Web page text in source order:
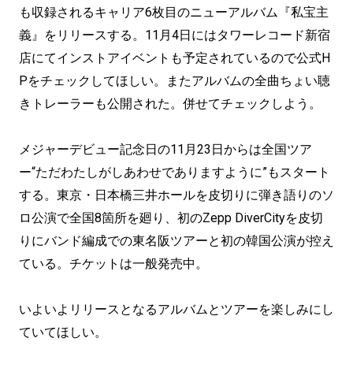
も収録されるキャリア6枚目のニューアルバム『私宝主
義』をリリースする。11月4日にはタワーレコード新宿
店にてインストアイベントも予定されているので公式H
Pをチェックしてほしい。またアルバムの全曲ちょい聴
きトレーラーも公開された。併せてチェックしよう。
メジャーデビュー記念日の11月23日からは全国ツア
ー“ただわたしがしあわせでありますように”もスタート
する。東京・日本橋三井ホールを皮切りに弾き語りのソ
ロ公演で全国8箇所を廻り、初のZepp DiverCityを皮切
りにバンド編成での東名阪ツアーと初の韓国公演が控え
ている。チケットは一般発売中。
いよいよリリースとなるアルバムとツアーを楽しみにし
ていてほしい。